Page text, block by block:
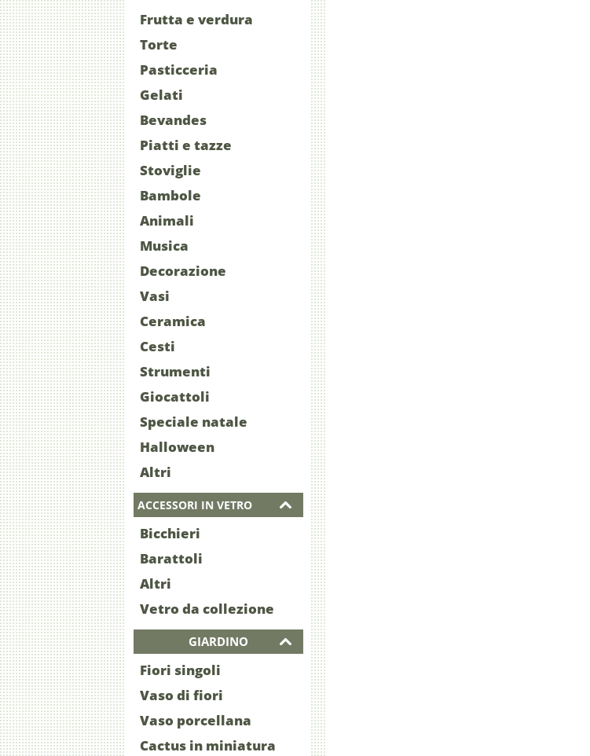
Frutta e verdura
Torte
Pasticceria
Gelati
Bevandes
Piatti e tazze
Stoviglie
Bambole
Animali
Musica
Decorazione
Vasi
Ceramica
Cesti
Strumenti
Giocattoli
Speciale natale
Halloween
Altri
ACCESSORI IN VETRO
Bicchieri
Barattoli
Altri
Vetro da collezione
GIARDINO
Fiori singoli
Vaso di fiori
Vaso porcellana
Cactus in miniatura